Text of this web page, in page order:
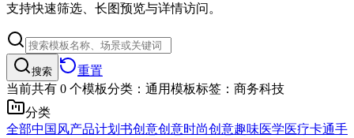
支持快速筛选、长图预览与详情访问。
搜索
重置
当前共有 0 个模板分类：通用模板标签：商务科技
分类
全部中国风产品计划书创意创意时尚创意趣味医学医疗卡通手